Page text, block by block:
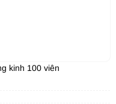
kinh 100 viên